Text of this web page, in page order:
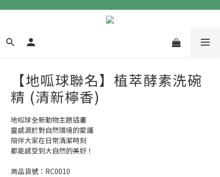
【地呱球聯名】植萃酵素洗碗
精 (清新檸香)
地呱球全新動物主題插畫
靈感源於對自然環境的愛護
陪伴大家在日常清潔時刻
都能感受到大自然的美好！
商品貨號：RC0010